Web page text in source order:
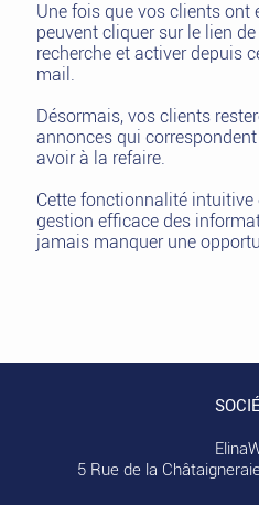
Une fois que vos clients ont
peuvent cliquer sur le lien
recherche et activer depuis
mail.
Désormais, vos clients
annonces qui
avoir à la refaire.
Cette fonctionnalité intuitive
gestion efficace des
jamais manquer une
5 Rue de la